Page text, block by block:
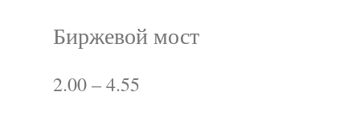
Биржевой мост
2.00 – 4.55